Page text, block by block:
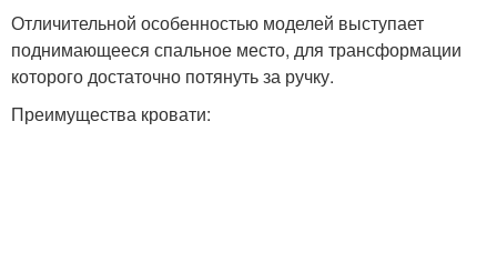
Отличительной особенностью моделей выступает
поднимающееся спальное место, для трансформации
которого достаточно потянуть за ручку.
Преимущества кровати: